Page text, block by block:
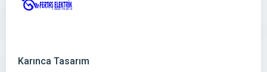
Karınca Tasarım